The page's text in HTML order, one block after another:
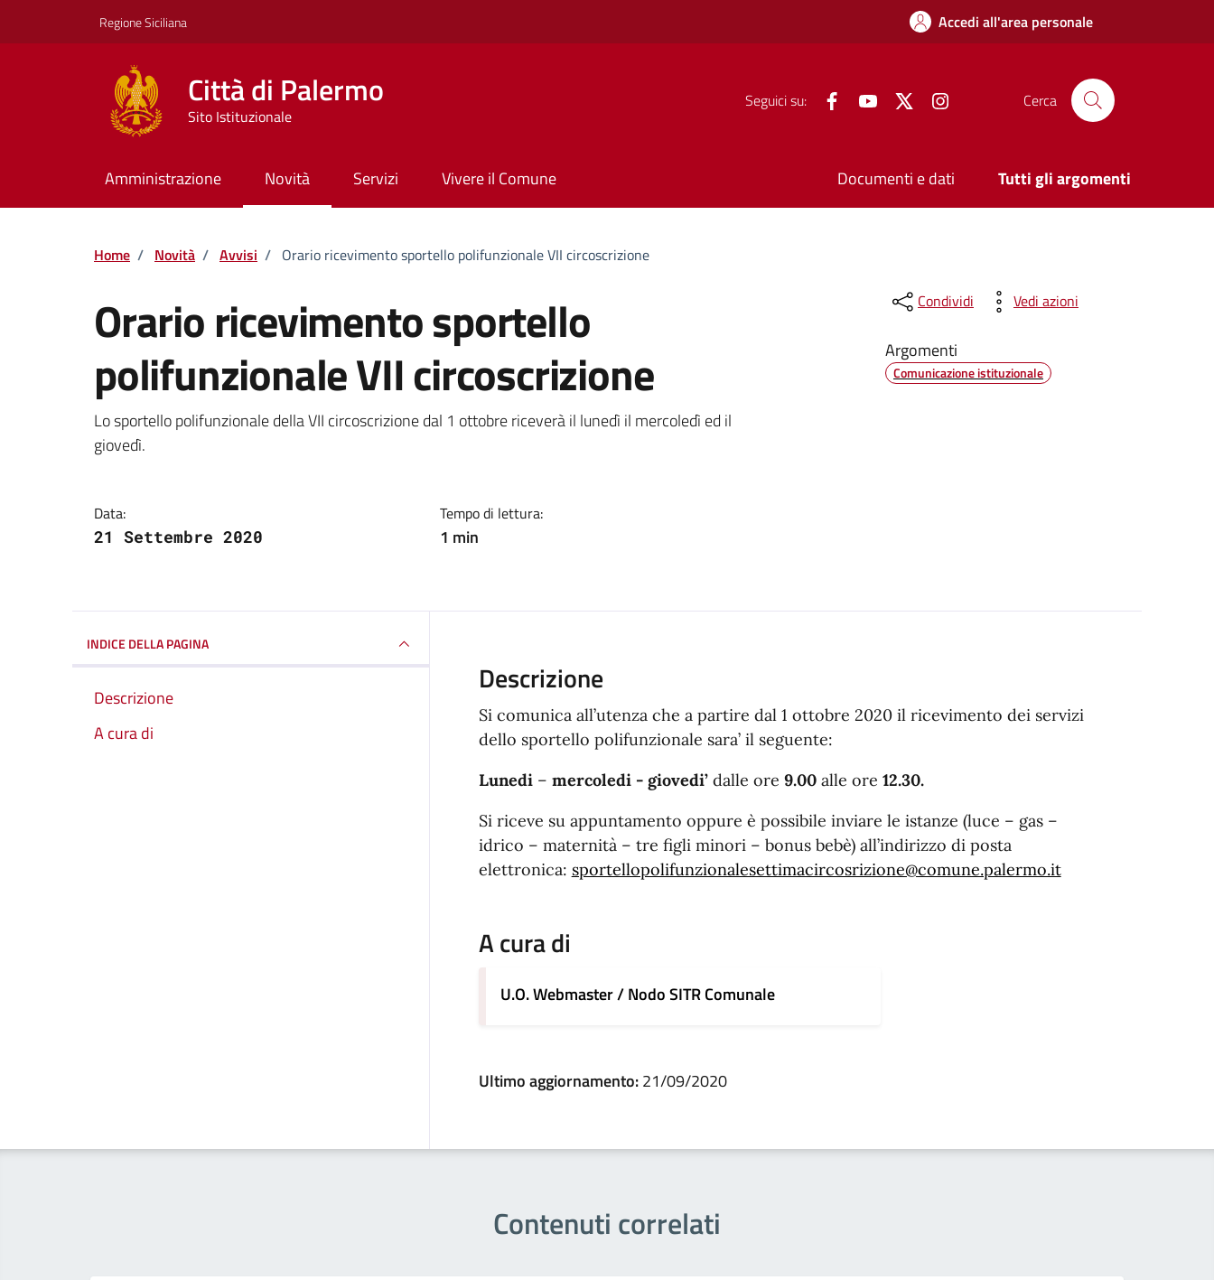
Regione Siciliana Accedi all'area personale
Città di Palermo
Sito Istituzionale
Seguici su: FacebookYouTube Twitter Cerca
Amministrazione Novità Servizi Vivere il Comune Documenti e dati Tutti gli argomenti
Home / Novità / Avvisi / Orario ricevimento sportello polifunzionale VII circoscrizione
Orario ricevimento sportello
polifunzionale VII circoscrizione
Dettagli della notizia
Lo sportello polifunzionale della VII circoscrizione dal 1 ottobre riceverà il lunedì il mercoledì ed il
giovedì.
Data:
21 Settembre 2020
Tempo di lettura:
1 min
Condividi Vedi azioni
Argomenti
Comunicazione istituzionale
INDICE DELLA PAGINA
Descrizione
A cura di
Descrizione
Si comunica all’utenza che a partire dal 1 ottobre 2020 il ricevimento dei servizi
dello sportello polifunzionale sara’ il seguente:
Lunedi– mercoledi - giovedi’ dalle ore 9.00alle ore 12.30.
Si riceve su appuntamento oppure è possibile inviare le istanze (luce – gas –
idrico – maternità – tre figli minori – bonus bebè) all’indirizzo di posta
elettronica: sportellopolifunzionalesettimacircosrizione@comune.palermo.it
A cura di
U.O. Webmaster / Nodo SITR Comunale
Ultimo aggiornamento:21/09/2020
Contenuti correlati